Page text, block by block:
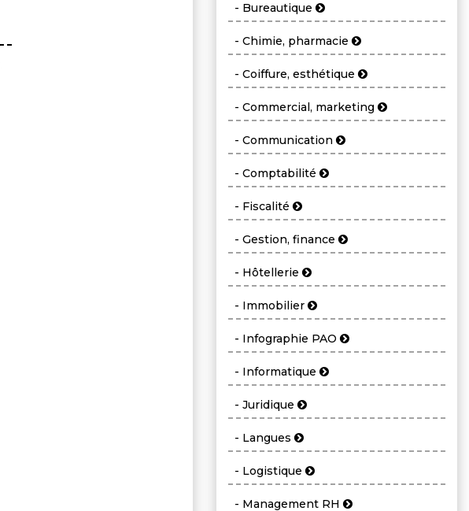
- Bureautique
- Chimie, pharmacie
- Coiffure, esthétique
- Commercial, marketing
- Communication
- Comptabilité
- Fiscalité
- Gestion, finance
- Hôtellerie
- Immobilier
- Infographie PAO
- Informatique
- Juridique
- Langues
- Logistique
- Management RH